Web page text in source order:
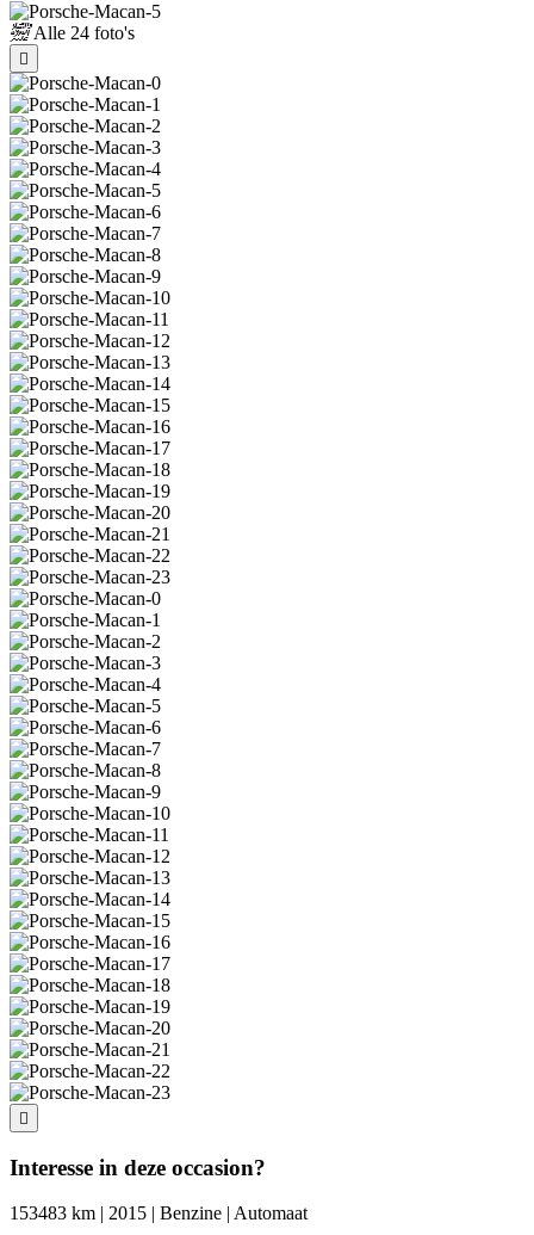
Alle 24 foto's
Interesse in deze occasion?
153483 km | 2015 | Benzine | Automaat